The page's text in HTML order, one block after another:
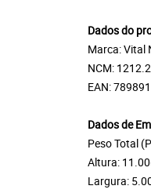
Dados do
Marca: Vital
NCM:
EAN:
Dados de
Peso Total
Altura:
Largura: